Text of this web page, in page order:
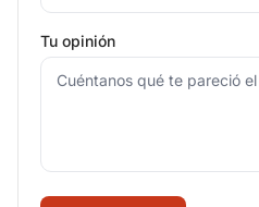
Tu opinión